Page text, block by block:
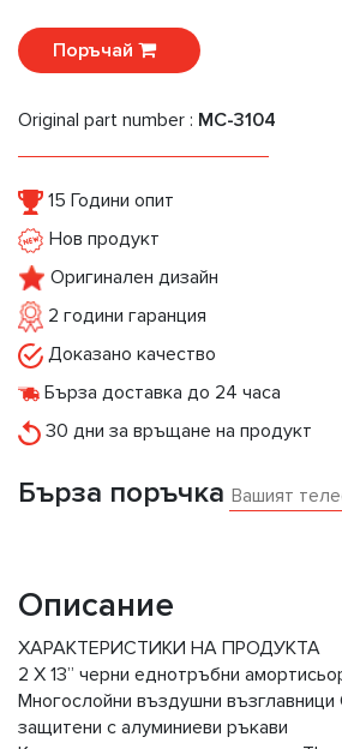
Поръчай
Original part number : MC-3104
15 Години опит
Нов продукт
Оригинален дизайн
2 години гаранция
Доказано качество
Бърза доставка до 24 часа
30 дни за връщане на продукт
Бърза поръчка
Описание
ХАРАКТЕРИСТИКИ НА ПРОДУКТА
2 X 13” черни еднотръбни
Многослойни въздушни възглавници
защитени с алуминиеви ръкави